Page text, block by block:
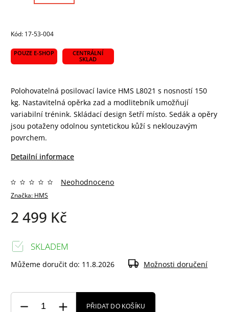
Kód: 17-53-004
POUZE E-SHOP
CENTRÁLNÍ
SKLAD
Polohovatelná posilovací lavice HMS L8021 s nosností 150
kg. Nastavitelná opěrka zad a modlitebník umožňují
variabilní trénink. Skládací design šetří místo. Sedák a opěry
jsou potaženy odolnou syntetickou kůží s neklouzavým
povrchem.
Detailní informace
Značka: HMS
Neohodnoceno
2 499 Kč
SKLADEM
Můžeme doručit do: 11.8.2026 Možnosti doručení
PŘIDAT DO KOŠÍKU